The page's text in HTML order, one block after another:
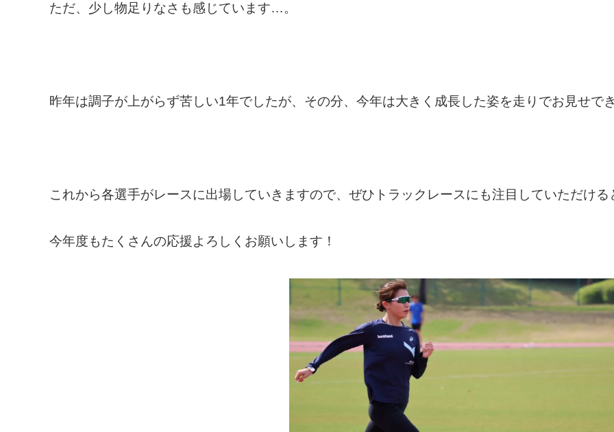
ただ、少し物足りなさも感じています…。
昨年は調子が上がらず苦しい1年でしたが、その分、今年は大きく成長した姿を走りでお見せで
これから各選手がレースに出場していきますので、ぜひトラックレースにも注目していただける
今年度もたくさんの応援よろしくお願いします！